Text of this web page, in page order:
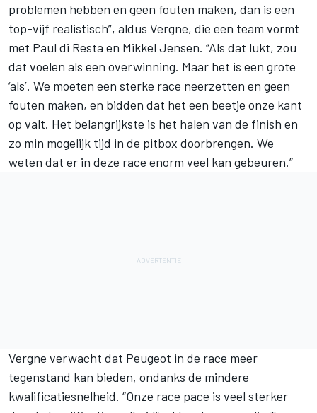
problemen hebben en geen fouten maken, dan is een
top-vijf realistisch”, aldus Vergne, die een team vormt
met Paul di Resta en Mikkel Jensen. “Als dat lukt, zou
dat voelen als een overwinning. Maar het is een grote
‘als’. We moeten een sterke race neerzetten en geen
fouten maken, en bidden dat het een beetje onze kant
op valt. Het belangrijkste is het halen van de finish en
zo min mogelijk tijd in de pitbox doorbrengen. We
weten dat er in deze race enorm veel kan gebeuren.”
Vergne verwacht dat Peugeot in de race meer
tegenstand kan bieden, ondanks de mindere
kwalificatiesnelheid. “Onze race pace is veel sterker